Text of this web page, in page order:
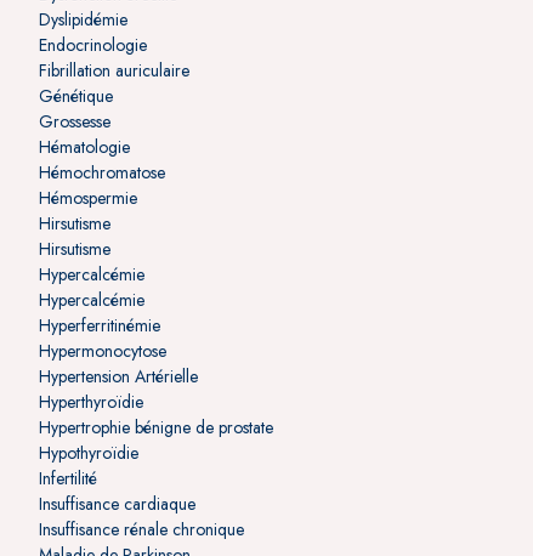
Dyslipidémie
Endocrinologie
Fibrillation auriculaire
Génétique
Grossesse
Hématologie
Hémochromatose
Hémospermie
Hirsutisme
Hirsutisme
Hypercalcémie
Hypercalcémie
Hyperferritinémie
Hypermonocytose
Hypertension Artérielle
Hyperthyroïdie
Hypertrophie bénigne de prostate
Hypothyroïdie
Infertilité
Insuffisance cardiaque
Insuffisance rénale chronique